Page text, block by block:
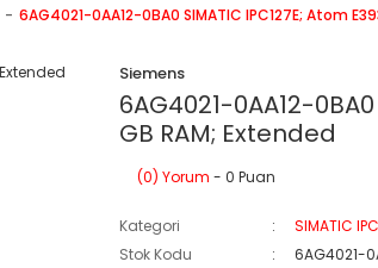
6AG4021-0AA12-0BA0 SIMATIC IPC127E; Atom
Siemens
6AG4021-0AA12-
GB RAM; Extended
(0) Yorum - 0 Puan
Kategori
SIMATIC
Stok Kodu
6AG4021-